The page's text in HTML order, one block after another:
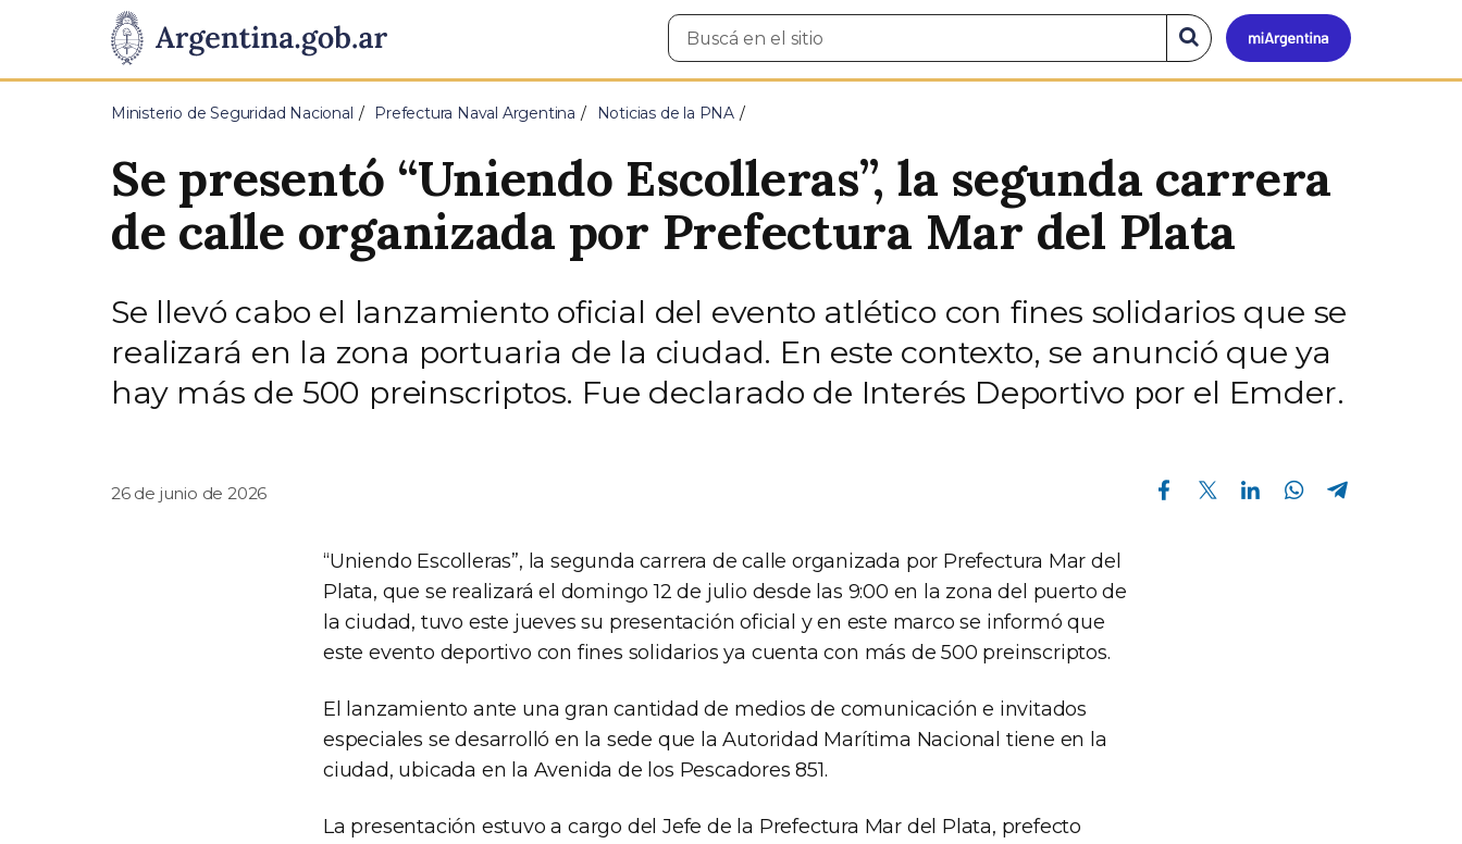
Presidencia
de
Pasar al contenido principal
Mi
Buscar
en
Buscar
en
el
Ministerio de Seguridad Nacional Prefectura Naval Argentina Noticias de la PNA
Se presentó “Uniendo Escolleras”, la segunda carrera
de calle organizada por Prefectura Mar del Plata
Se llevó cabo el lanzamiento oficial del evento atlético con fines solidarios que se
realizará en la zona portuaria de la ciudad. En este contexto, se anunció que ya
hay más de 500 preinscriptos. Fue declarado de Interés Deportivo por el Emder.
26 de junio de 2026
Compartir en Facebook Compartir en Twitter Compartir en Linkedin Compartir en Whatsapp
“Uniendo Escolleras”, la segunda carrera de calle organizada por Prefectura Mar del
Plata, que se realizará el domingo 12 de julio desde las 9:00 en la zona del puerto de
la ciudad, tuvo este jueves su presentación oficial y en este marco se informó que
este evento deportivo con fines solidarios ya cuenta con más de 500 preinscriptos.
El lanzamiento ante una gran cantidad de medios de comunicación e invitados
especiales se desarrolló en la sede que la Autoridad Marítima Nacional tiene en la
ciudad, ubicada en la Avenida de los Pescadores 851.
La presentación estuvo a cargo del Jefe de la Prefectura Mar del Plata, prefecto